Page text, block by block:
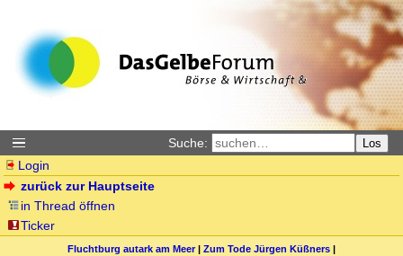
Suche: Los
Login
zurück zur Hauptseite
in Thread öffnen
Ticker
Fluchtburg autark am Meer| Zum Tode Jürgen Küßners |